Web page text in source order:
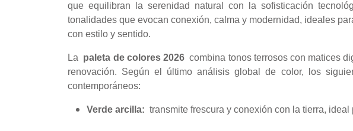
que equilibran la serenidad natural con la sofisticación
tonalidades que evocan conexión, calma y modernidad, ideales
con estilo y sentido.
La paleta de colores 2026combina tonos terrosos con matices
renovación. Según el último análisis global de color, los
contemporáneos:
Verde arcilla: transmite frescura y conexión con la tierra,